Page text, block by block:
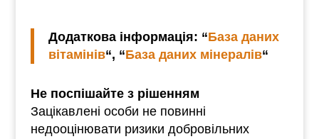
Додаткова інформація: “База даних
вітамінів“, “База даних мінералів“
Не поспішайте з рішенням
Зацікавлені особи не повинні
недооцінювати ризики добровільних